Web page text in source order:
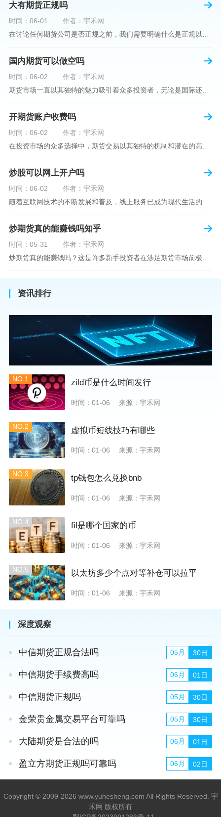
大有期货正规吗
时间：06-01
作者：宇禾网
国内期货可以做空吗
时间：06-02
作者：宇禾网
期货市场一直以其独特的魅力吸引着众多投资者，无论是国际还是国内场景下，其波澜壮阔的市场行情都给予了投资者无限遐想。今天，我们将深入探讨一个特别的问题——"国内期货可以做空吗"？这个问题不仅关乎投资者的策略布局，更涉及到期货市场机制的基本理解。在深入探讨之前，我们首先需要明确几个期货市场的基础概念。期货，是指在标准化合约基础上，双方承诺在未来某一特定时间以约定价格买卖一定数量的商品或金融产品的合约。它允訸投资者通过买入（做多）或卖出（做空）合约来预测未来价格的变动。我们来揭开国
开期货账户收费吗
时间：06-02
作者：宇禾网
炒股可以网上开户吗
时间：06-02
作者：宇禾网
炒期货真的能赚钱吗知乎
时间：05-31
作者：宇禾网
资讯排行
NO.1 zild币是什么时间发行
时间：01-06 来源：宇禾网
NO.2 虚拟币短线技巧有哪些
时间：01-06 来源：宇禾网
NO.3 tp钱包怎么兑换bnb
时间：01-06 来源：宇禾网
NO.4 fil是哪个国家的币
时间：01-06 来源：宇禾网
NO.5 以太坊多少个点对等补仓可以拉平
时间：01-06 来源：宇禾网
深度观察
中信期货正规合法吗 05月 30日
中信期货手续费高吗 06月 01日
中信期货正规吗 05月 30日
金荣贵金属交易平台可靠吗 05月 30日
大陆期货是合法的吗 06月 01日
盈立方期货正规吗可靠吗 06月 02日
Copyright © 2009-2026 www.yuhesheng.com All Rights Reserved. 宇
禾网 版权所有